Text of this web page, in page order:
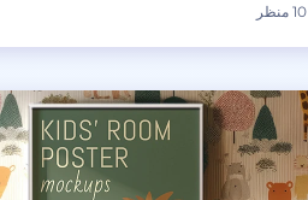
10 منظر